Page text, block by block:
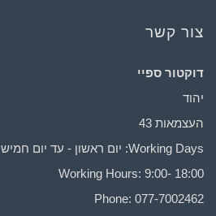
צור קשר
דוקטור ספיי
יהוד
העצמאות 43
Working Days: יום ראשון - עד יום חמישי
Working Hours: 9:00- 18:00
Phone: 077-7002462